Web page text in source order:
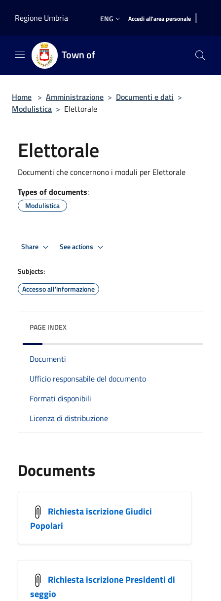
Regione Umbria
ENG Accedi all'area personale |
Town of
Home > Amministrazione > Documenti e dati >
Modulistica > Elettorale
Elettorale
Documenti che concernono i moduli per Elettorale
Types of documents:
Modulistica
Share See actions
Subjects:
Accesso all'informazione
PAGE INDEX
Documenti
Ufficio responsabile del documento
Formati disponibili
Licenza di distribuzione
Documents
Richiesta iscrizione Giudici
Popolari
Richiesta iscrizione Presidenti di
seggio